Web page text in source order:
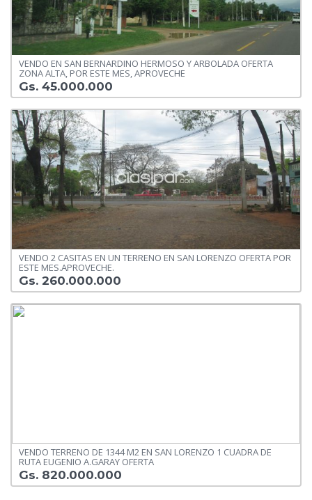
VENDO EN SAN BERNARDINO HERMOSO Y ARBOLADA OFERTA
ZONA ALTA, POR ESTE MES, APROVECHE
Gs. 45.000.000
VENDO 2 CASITAS EN UN TERRENO EN SAN LORENZO OFERTA POR
ESTE MES.APROVECHE.
Gs. 260.000.000
VENDO TERRENO DE 1344 M2 EN SAN LORENZO 1 CUADRA DE
RUTA EUGENIO A.GARAY OFERTA
Gs. 820.000.000